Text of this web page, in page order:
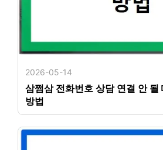
2026-05-14
삼쩜삼 전화번호 상담 연결 안 될
방법